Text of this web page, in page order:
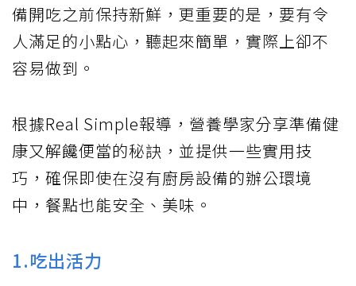
備開吃之前保持新鮮，更重要的是，要有令
人滿足的小點心，聽起來簡單，實際上卻不
容易做到。
根據Real Simple報導，營養學家分享準備健
康又解饞便當的秘訣，並提供一些實用技
巧，確保即使在沒有廚房設備的辦公環境
中，餐點也能安全、美味。
1.吃出活力